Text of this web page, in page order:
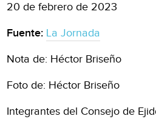
20 de febrero de 2023
Fuente: La Jornada
Nota de: Héctor Briseño
Foto de: Héctor Briseño
Integrantes del Consejo de